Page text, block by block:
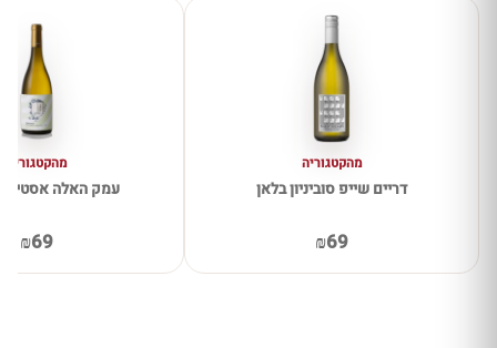
מהקטגוריה
דריים שייפ סוביניון בלאן
₪69
מהקטגוריה
עמק האלה אסטייט
₪69